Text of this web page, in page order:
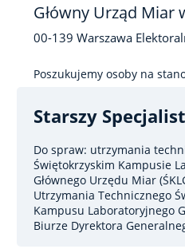
Główny Urząd Miar
00-139 Warszawa
Poszukujemy osoby na
Starszy
Do spraw: utrzymania
Świętokrzyskim Kampusie
Głównego Urzędu Miar
Utrzymania Technicznego
Kampusu Laboratoryjnego
Biurze Dyrektora